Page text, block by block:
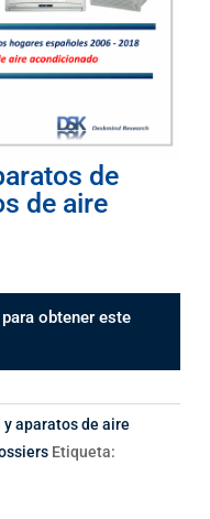
de
de aire
obtener este
aparatos de aire
Etiqueta: